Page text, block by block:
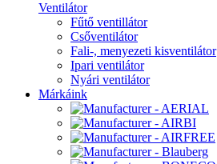
Ventilátor
Fűtő ventillátor
Csőventilátor
Fali-, menyezeti kisventilátor
Ipari ventilátor
Nyári ventilátor
Márkáink